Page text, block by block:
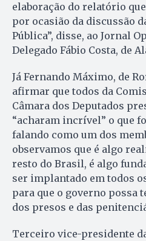
elaboração do relatório
por ocasião da discussão
Pública”, disse, ao Jornal
Delegado Fábio Costa, de
Já Fernando Máximo, de
afirmar que todos da
Câmara dos Deputados
“acharam incrível” o que
falando como um dos
observamos que é algo
resto do Brasil, é algo
ser implantado em todos
para que o governo possa
dos presos e das
Terceiro vice-presidente